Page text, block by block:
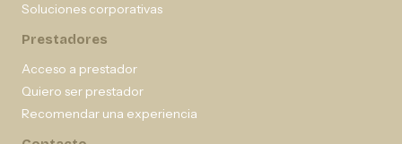
Soluciones corporativas
Prestadores
Acceso a prestador
Quiero ser prestador
Recomendar una experiencia